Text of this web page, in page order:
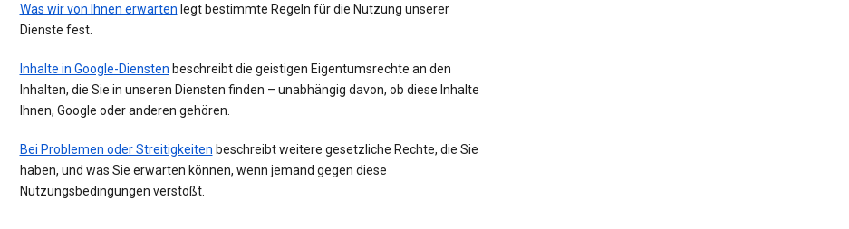
Was wir von Ihnen erwarten legt bestimmte Regeln für die Nutzung unserer
Dienste fest.
Inhalte in Google-Diensten beschreibt die geistigen Eigentumsrechte an den
Inhalten, die Sie in unseren Diensten finden – unabhängig davon, ob diese Inhalte
Ihnen, Google oder anderen gehören.
Bei Problemen oder Streitigkeiten beschreibt weitere gesetzliche Rechte, die Sie
haben, und was Sie erwarten können, wenn jemand gegen diese
Nutzungsbedingungen verstößt.